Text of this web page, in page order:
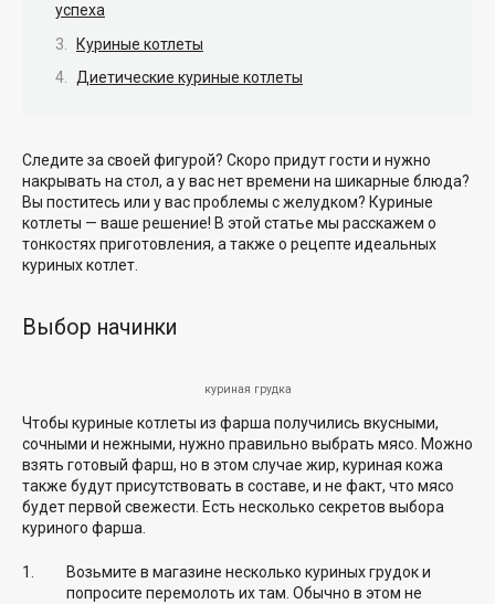
успеха
Куриные котлеты
Диетические куриные котлеты
Следите за своей фигурой? Скоро придут гости и нужно
накрывать на стол, а у вас нет времени на шикарные блюда?
Вы поститесь или у вас проблемы с желудком? Куриные
котлеты — ваше решение! В этой статье мы расскажем о
тонкостях приготовления, а также о рецепте идеальных
куриных котлет.
Выбор начинки
куриная грудка
Чтобы куриные котлеты из фарша получились вкусными,
сочными и нежными, нужно правильно выбрать мясо. Можно
взять готовый фарш, но в этом случае жир, куриная кожа
также будут присутствовать в составе, и не факт, что мясо
будет первой свежести. Есть несколько секретов выбора
куриного фарша.
Возьмите в магазине несколько куриных грудок и
попросите перемолоть их там. Обычно в этом не